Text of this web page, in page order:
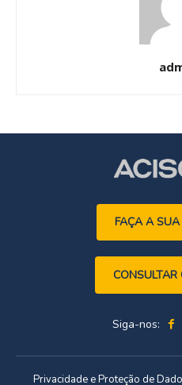
FAÇA A
CONSULTAR
Siga-nos:
Privacidade e Proteção de